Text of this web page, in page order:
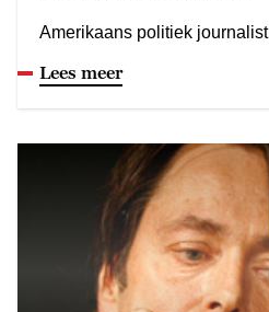
Amerikaans politiek journalist
Lees meer